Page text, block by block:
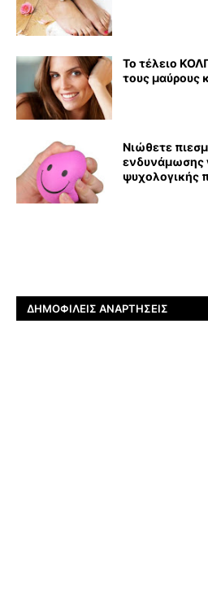
Το τέλειο
τους μαύρους
Νιώθετε
ενδυνάμωσης
ψυχολογικής
ΔΗΜΟΦΙΛΕΊΣ ΑΝΑΡΤΉΣΕΙΣ